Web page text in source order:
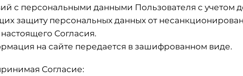
с персональными данными Пользователя с учетом
защиту персональных данных от
Согласия.
на сайте передается в зашифрованном виде.
Согласие: